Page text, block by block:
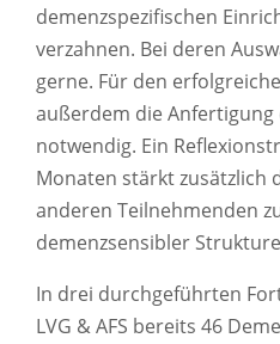
demenzspezifischen
verzahnen. Bei deren
gerne. Für den
außerdem die
notwendig. Ein
Monaten stärkt zusätzlich
anderen Teilnehmenden
demenzsensibler
In drei durchgeführten
LVG & AFS bereits 46